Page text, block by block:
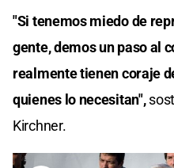
"Si tenemos miedo de
gente, demos un paso al
realmente tienen coraje
quienes lo necesitan",
Kirchner.